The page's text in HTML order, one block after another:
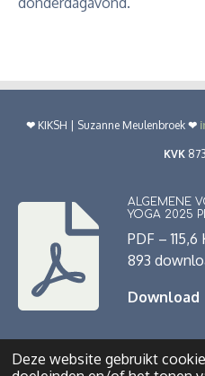
Deze website gebruikt
❤︎ KIKSH | Suzanne Meulenbroek ❤︎
KVK
ALGEMENE
YOGA 2025
PDF – 115,6
893
Download
© 2022 - 2026 www.kiksh.nl